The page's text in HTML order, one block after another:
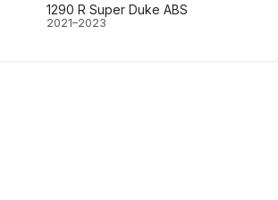
1290 R Super Duke ABS
2021–2023